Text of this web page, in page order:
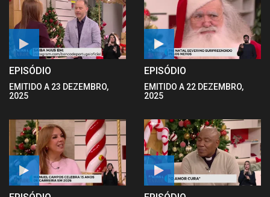
EPISÓDIO
EMITIDO A 23 DEZEMBRO,
2025
EPISÓDIO
EMITIDO A 22 DEZEMBRO,
2025